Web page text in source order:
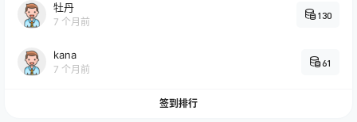
牡丹
7 个月前
130
kana
7 个月前
61
签到排行